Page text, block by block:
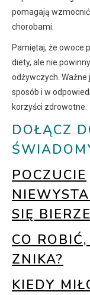
pomagają
chorobami.
Pamiętaj, że owoce
diety, ale nie
odżywczych.
sposób i w
korzyści zdrowotne.
DOŁĄCZ
POCZUCIE
SIĘ
CO
ZNIKA?
KIEDY